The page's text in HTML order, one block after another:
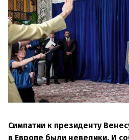
Симпатии к президенту
в Европе были невелики. И